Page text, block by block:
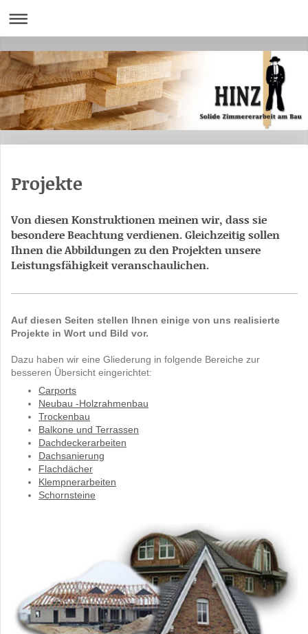
Projekte
Von diesen Konstruktionen meinen wir, dass sie
besondere Beachtung verdienen. Gleichzeitig sollen
Ihnen die Abbildungen zu den Projekten unsere
Leistungsfähigkeit veranschaulichen.
Auf diesen Seiten stellen Ihnen einige von uns realisierte
Projekte in Wort und Bild vor.
Dazu haben wir eine Gliederung in folgende Bereiche zur
besseren Übersicht eingerichtet:
Carports
Neubau -Holzrahmenbau
Trockenbau
Balkone und Terrassen
Dachdeckerarbeiten
Dachsanierung
Flachdächer
Klempnerarbeiten
Schornsteine